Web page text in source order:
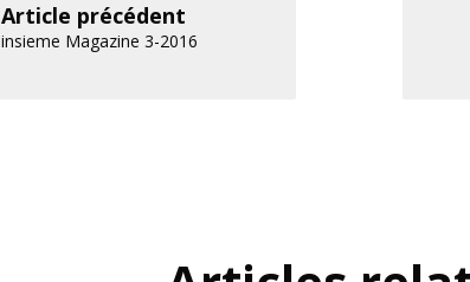
Article précédent
insieme Magazine 3-2016